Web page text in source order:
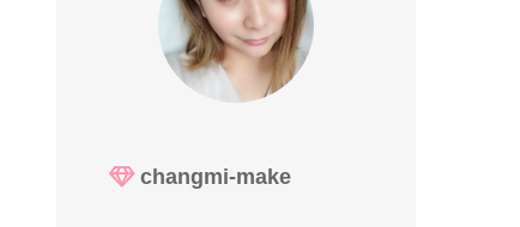
changmi-make